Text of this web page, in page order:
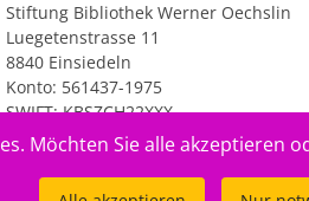
Stiftung Bibliothek Werner Oechslin
Luegetenstrasse 11
8840 Einsiedeln
Konto: 561437-1975
SWIFT: KBSZCH22XXX
IBAN: CH20 0077 7005 6143 7197 5
Möchten Sie alle akzeptieren